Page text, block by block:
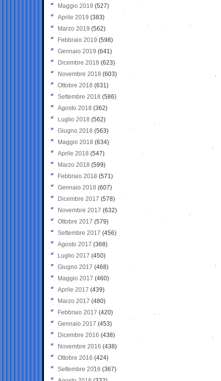
Maggio 2019 (527)
Aprile 2019 (383)
Marzo 2019 (562)
Febbraio 2019 (598)
Gennaio 2019 (641)
Dicembre 2018 (623)
Novembre 2018 (603)
Ottobre 2018 (631)
Settembre 2018 (586)
Agosto 2018 (362)
Luglio 2018 (562)
Giugno 2018 (563)
Maggio 2018 (634)
Aprile 2018 (547)
Marzo 2018 (599)
Febbraio 2018 (571)
Gennaio 2018 (607)
Dicembre 2017 (578)
Novembre 2017 (632)
Ottobre 2017 (579)
Settembre 2017 (456)
Agosto 2017 (368)
Luglio 2017 (450)
Giugno 2017 (468)
Maggio 2017 (460)
Aprile 2017 (439)
Marzo 2017 (480)
Febbraio 2017 (420)
Gennaio 2017 (453)
Dicembre 2016 (438)
Novembre 2016 (438)
Ottobre 2016 (424)
Settembre 2016 (367)